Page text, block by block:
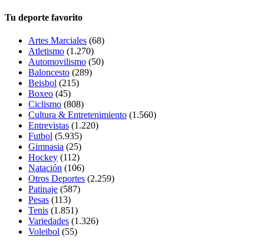
Tu deporte favorito
Artes Marciales (68)
Atletismo (1.270)
Automovilismo (50)
Baloncesto (289)
Beisbol (215)
Boxeo (45)
Ciclismo (808)
Cultura & Entretenimiento (1.560)
Entrevistas (1.220)
Futbol (5.935)
Gimnasia (25)
Hockey (112)
Natación (106)
Otros Deportes (2.259)
Patinaje (587)
Pesas (113)
Tenis (1.851)
Variedades (1.326)
Voleibol (55)